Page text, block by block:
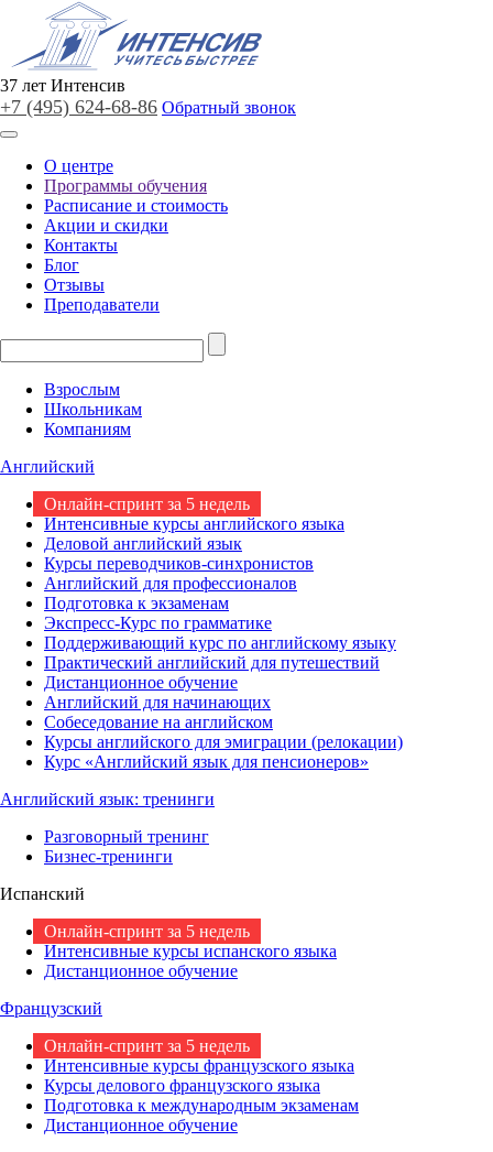
37 лет Интенсив
+7 (495) 624-68-86 Обратный звонок
О центре
Программы обучения
Расписание и стоимость
Акции и скидки
Контакты
Блог
Отзывы
Преподаватели
Взрослым
Школьникам
Компаниям
Английский
Онлайн-спринт за 5 недель
Интенсивные курсы английского языка
Деловой английский язык
Курсы переводчиков-синхронистов
Английский для профессионалов
Подготовка к экзаменам
Экспресс-Курс по грамматике
Поддерживающий курс по английскому языку
Практический английский для путешествий
Дистанционное обучение
Английский для начинающих
Собеседование на английском
Курсы английского для эмиграции (релокации)
Курс «Английский язык для пенсионеров»
Английский язык: тренинги
Разговорный тренинг
Бизнес-тренинги
Испанский
Онлайн-спринт за 5 недель
Интенсивные курсы испанского языка
Дистанционное обучение
Французский
Онлайн-спринт за 5 недель
Интенсивные курсы французского языка
Курсы делового французского языка
Подготовка к международным экзаменам
Дистанционное обучение